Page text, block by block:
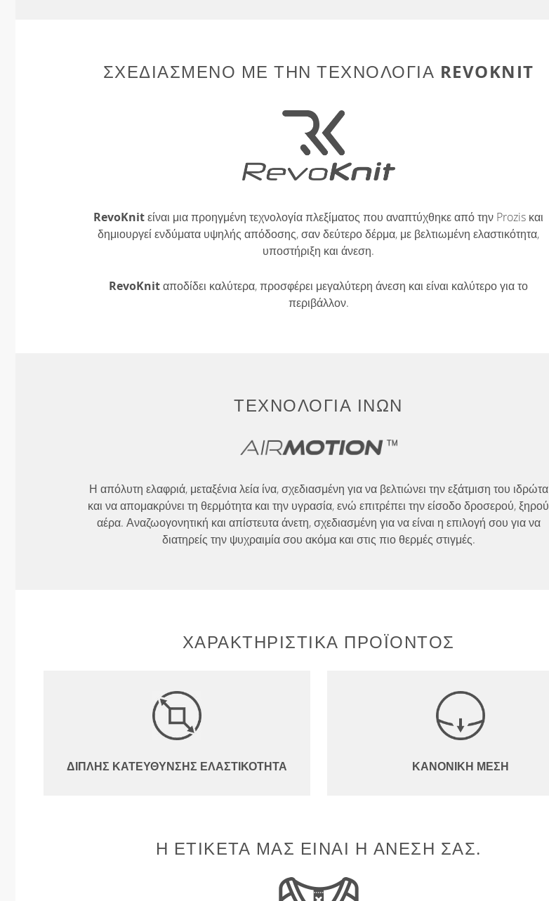
ΣΧΕΔΙΑΣΜΈΝΟ ΜΕ ΤΗΝ ΤΕΧΝΟΛΟΓΊΑ REVOKNIT
RevoKnitείναι μια προηγμένη τεχνολογία πλεξίματος που αναπτύχθηκε από την Prozis και
δημιουργεί ενδύματα υψηλής απόδοσης, σαν δεύτερο δέρμα, με βελτιωμένη ελαστικότητα,
υποστήριξη και άνεση.
RevoKnitαποδίδει καλύτερα, προσφέρει μεγαλύτερη άνεση και είναι καλύτερο για το
περιβάλλον.
ΤΕΧΝΟΛΟΓΊΑ ΙΝΏΝ
Η απόλυτη ελαφριά, μεταξένια λεία ίνα, σχεδιασμένη για να βελτιώνει την εξάτμιση του ιδρώτα
και να απομακρύνει τη θερμότητα και την υγρασία, ενώ επιτρέπει την είσοδο δροσερού, ξηρού
αέρα. Αναζωογονητική και απίστευτα άνετη, σχεδιασμένη για να είναι η επιλογή σου για να
διατηρείς την ψυχραιμία σου ακόμα και στις πιο θερμές στιγμές.
ΧΑΡΑΚΤΗΡΙΣΤΙΚΆ ΠΡΟΪΌΝΤΟΣ
ΔΙΠΛΉΣ ΚΑΤΕΎΘΥΝΣΗΣ ΕΛΑΣΤΙΚΌΤΗΤΑ ΚΑΝΟΝΙΚΉ ΜΈΣΗ
Η ΕΤΙΚΈΤΑ ΜΑΣ ΕΊΝΑΙ Η ΆΝΕΣΉ ΣΑΣ.